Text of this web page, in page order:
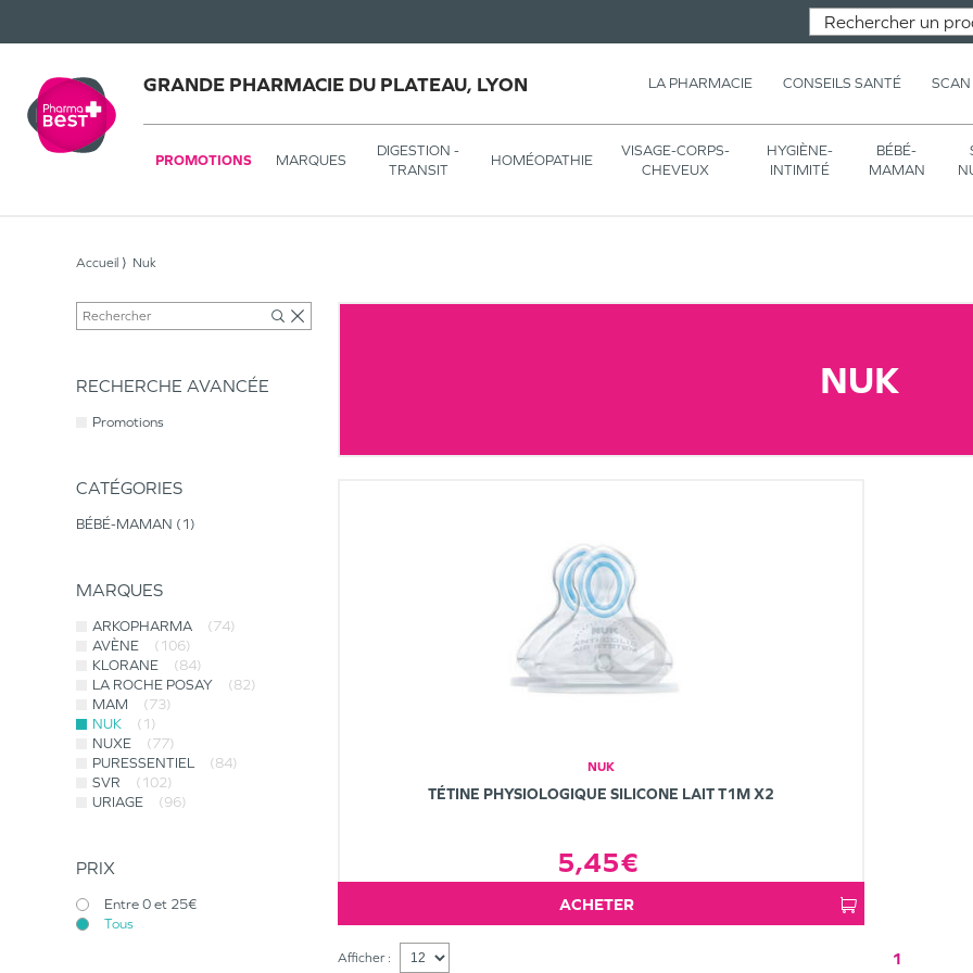
GRANDE PHARMACIE DU PLATEAU, LYON LA PHARMACIE CONSEILS SANTÉ SCAN
PROMOTIONS MARQUES
DIGESTION -
TRANSIT
HOMÉOPATHIE
VISAGE-CORPS-
CHEVEUX
HYGIÈNE-
INTIMITÉ
BÉBÉ-
MAMAN
Accueil Nuk
RECHERCHE AVANCÉE
Promotions
CATÉGORIES
BÉBÉ-MAMAN 1
MARQUES
ARKOPHARMA
(74)
AVÈNE
(106)
KLORANE
(84)
LA ROCHE POSAY
(82)
MAM
(73)
NUK
(1)
NUXE
(77)
PURESSENTIEL
(84)
SVR
(102)
URIAGE
(96)
PRIX
Entre 0 et 25€
Tous
NUK
NUK
TÉTINE PHYSIOLOGIQUE SILICONE LAIT T1M X2
5,45€
ACHETER
Afficher : 1